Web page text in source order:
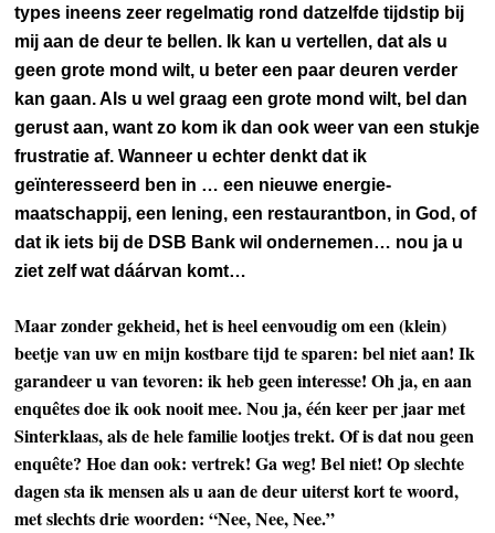
types ineens zeer regelmatig rond datzelfde tijdstip bij
mij aan de deur te bellen. Ik kan u vertellen, dat als u
geen grote mond wilt, u beter een paar deuren verder
kan gaan. Als u wel graag een grote mond wilt, bel dan
gerust aan, want zo kom ik dan ook weer van een stukje
frustratie af. Wanneer u echter denkt dat ik
geïnteresseerd ben in … een nieuwe energie-
maatschappij, een lening, een restaurantbon, in God, of
dat ik iets bij de DSB Bank wil ondernemen… nou ja u
ziet zelf wat dáárvan komt…
Maar zonder gekheid, het is heel eenvoudig om een (klein)
beetje van uw en mijn kostbare tijd te sparen: bel niet aan! Ik
garandeer u van tevoren: ik heb geen interesse! Oh ja, en aan
enquêtes doe ik ook nooit mee. Nou ja, één keerper jaar met
Sinterklaas, als de hele familie lootjes trekt. Of is dat nou geen
enquête? Hoe dan ook: vertrek! Ga weg! Bel niet! Op slechte
dagen sta ik mensen als u aan de deur uiterst kort te woord,
met slechts drie woorden: “Nee, Nee, Nee.”